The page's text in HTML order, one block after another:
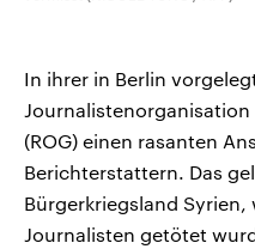
In ihrer in Berlin
Journalistenorganisation
(ROG) einen rasanten
Berichterstattern. Das
Bürgerkriegsland
Journalisten getötet